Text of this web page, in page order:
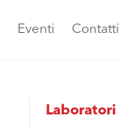
Eventi Contatti
Laboratori